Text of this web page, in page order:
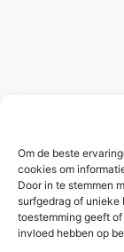
Om de beste
cookies om
Door in te stemmen
surfgedrag of unieke
toestemming geeft
invloed hebben op